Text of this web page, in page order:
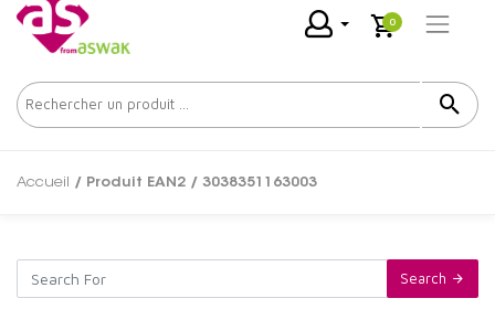
0
Accueil / Produit EAN2 / 3038351163003
Search